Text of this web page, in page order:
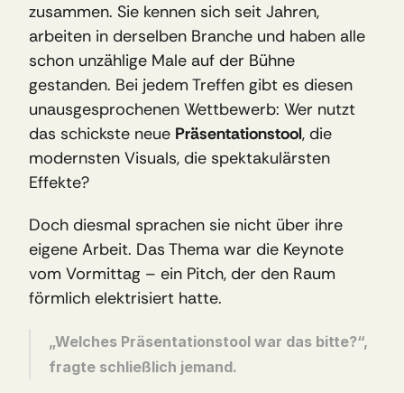
zusammen. Sie kennen sich seit Jahren,
arbeiten in derselben Branche und haben alle
schon unzählige Male auf der Bühne
gestanden. Bei jedem Treffen gibt es diesen
unausgesprochenen Wettbewerb: Wer nutzt
das schickste neue Präsentationstool, die
modernsten Visuals, die spektakulärsten
Effekte?
Doch diesmal sprachen sie nicht über ihre
eigene Arbeit. Das Thema war die Keynote
vom Vormittag – ein Pitch, der den Raum
förmlich elektrisiert hatte.
„Welches Präsentationstool war das bitte?“,
fragte schließlich jemand.